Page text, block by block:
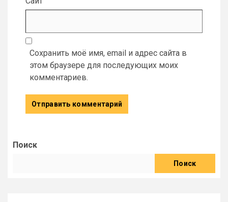
Сохранить моё имя, email и адрес сайта в
этом браузере для последующих моих
комментариев.
Поиск
Поиск